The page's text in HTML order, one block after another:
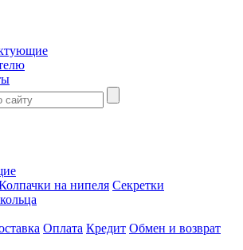
на нипеля Секретки
Оплата Кредит Обмен и возврат